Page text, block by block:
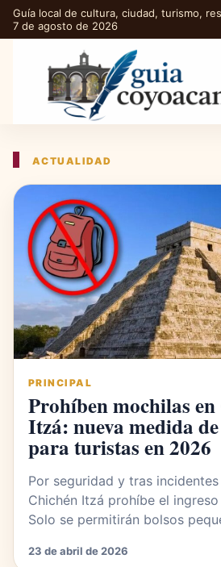
Guía local de cultura, ciudad, turismo,
7 de agosto de 2026
ACTUALIDAD
PRINCIPAL
Prohíben mochilas
Itzá: nueva medida
para turistas en 2026
Por seguridad y tras
Chichén Itzá prohíbe el
Solo se permitirán bolsos
23 de abril de 2026